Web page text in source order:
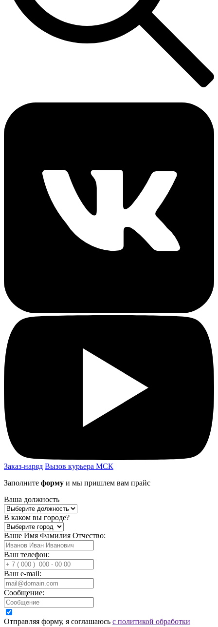
Заказ-наряд Вызов курьера МСК
Заполните форму и мы пришлем вам прайс
Ваша должность
В каком вы городе?
Ваше Имя Фамилия Отчество:
Ваш телефон:
Ваш e-mail:
Сообщение:
Отправляя форму, я соглашаюсь с политикой обработки